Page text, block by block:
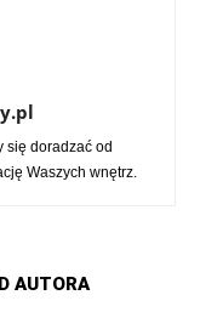
się doradzać od
Waszych wnętrz.
AUTORA